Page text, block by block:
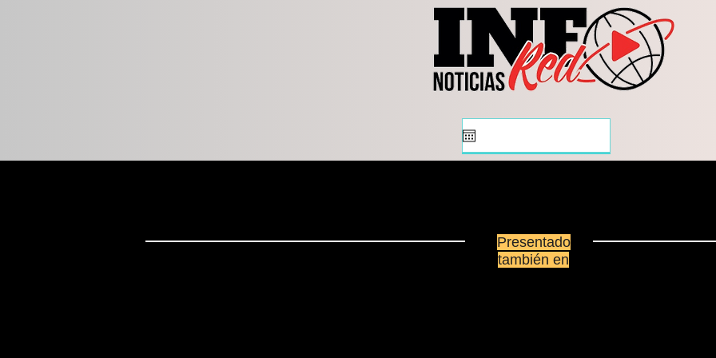
CARGADORES, INMUEBLE Y
VEHÍCULO EN DGO
Presentado
también en